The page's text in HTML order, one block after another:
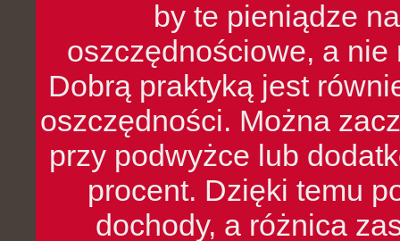
by te pieniądze
oszczędnościowe, a nie
Dobrą praktyką jest
oszczędności. Można
przy podwyżce lub
procent. Dzięki temu
dochody, a różnica